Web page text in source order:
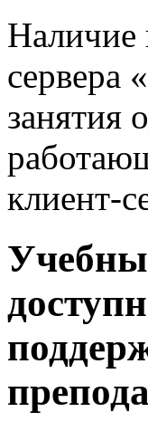
Наличие
сервера
занятия
клиент-